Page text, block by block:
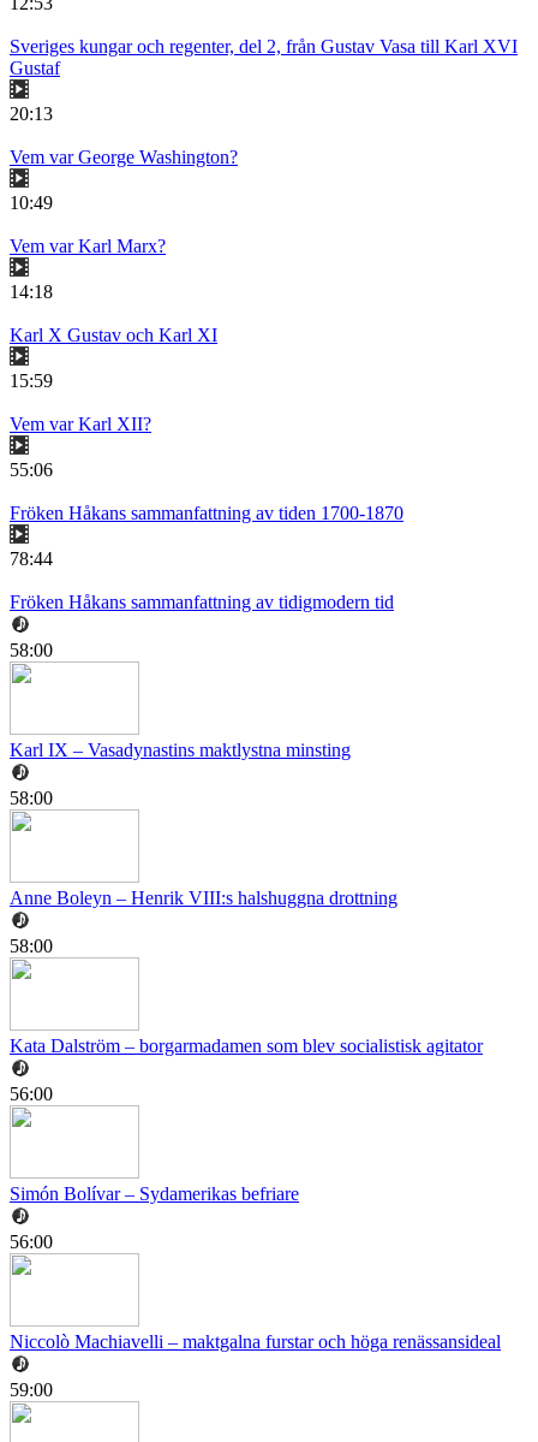
Sveriges kungar och regenter, del 2, från Gustav Vasa till Karl XVI
Gustaf
20:13
Vem var George Washington?
10:49
Vem var Karl Marx?
14:18
Karl X Gustav och Karl XI
15:59
Vem var Karl XII?
55:06
Fröken Håkans sammanfattning av tiden 1700-1870
78:44
Fröken Håkans sammanfattning av tidigmodern tid
58:00
Karl IX – Vasadynastins maktlystna minsting
58:00
Anne Boleyn – Henrik VIII:s halshuggna drottning
58:00
Kata Dalström – borgarmadamen som blev socialistisk agitator
56:00
Simón Bolívar – Sydamerikas befriare
56:00
Niccolò Machiavelli – maktgalna furstar och höga renässansideal
59:00